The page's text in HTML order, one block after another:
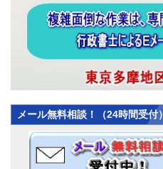
メール無料相談！（24時間受付）